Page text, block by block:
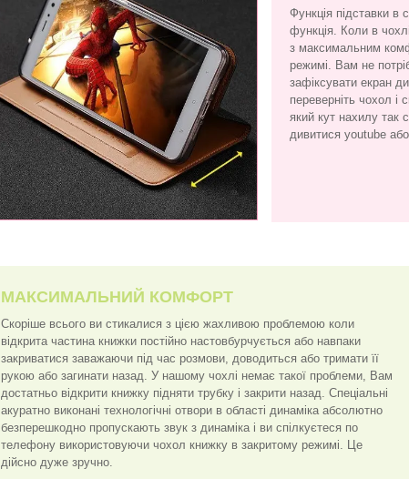
Функція підставки в
функція. Коли в
з максимальним
режимі. Вам не
зафіксувати екран
переверніть чохол і
який кут нахилу
дивитися youtube
МАКСИМАЛЬНИЙ КОМФОРТ
Скоріше всього ви стикалися з цією жахливою проблемою коли
відкрита частина книжки постійно настовбурчується або навпаки
закриватися заважаючи під час розмови, доводиться або тримати її
рукою або загинати назад. У нашому чохлі немає такої проблеми, Вам
достатньо відкрити книжку підняти трубку і закрити назад. Спеціальні
акуратно виконані технологічні отвори в області динаміка абсолютно
безперешкодно пропускають звук з динаміка і ви спілкуєтеся по
телефону використовуючи чохол книжку в закритому режимі. Це
дійсно дуже зручно.